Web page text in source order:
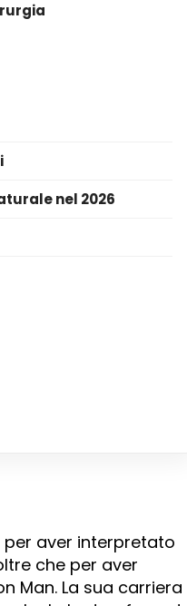
nel 2026
aver interpretato
che per aver
Man. La sua carriera